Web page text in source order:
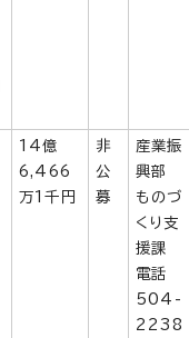
14億
6,466
万1千円
非
公
募
産業振
興部
ものづ
くり支
援課
電話
504-
2238